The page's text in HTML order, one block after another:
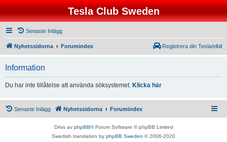
Tesla Club Sweden
Senaste Inlägg
Nyhetssidorna Forumindex Registrera din Tesla/elbil
Information
Du har inte tillåtelse att använda söksystemet. Klicka här
Senaste Inlägg Nyhetssidorna Forumindex
Drivs av phpBB® Forum Software © phpBB Limited
Swedish translation by phpBB Sweden © 2006-2020